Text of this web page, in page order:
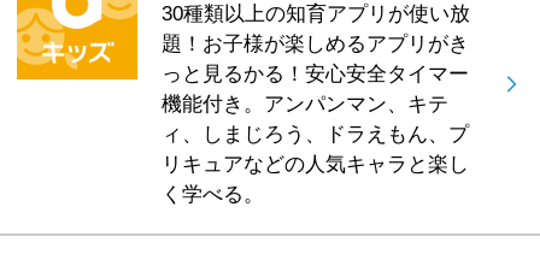
30種類以上の知育アプリが使い放
題！お子様が楽しめるアプリがき
っと見るかる！安心安全タイマー
機能付き。アンパンマン、キテ
ィ、しまじろう、ドラえもん、プ
リキュアなどの人気キャラと楽し
く学べる。